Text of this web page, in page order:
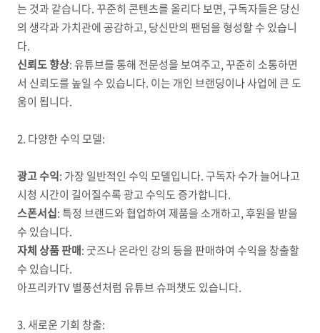
는 것과 같습니다. 꾸준히 콘텐츠를 올리다 보면, 구독자들은 당신
의 생각과 가치관에 공감하고, 당신만의 팬덤을 형성할 수 있습니
다.
신뢰도 향상: 유튜브를 통해 전문성을 보여주고, 꾸준히 소통하면
서 신뢰도를 높일 수 있습니다. 이는 개인 브랜딩이나 사업에 큰 도
움이 됩니다.
2. 다양한 수익 모델:
광고 수익: 가장 일반적인 수익 모델입니다. 구독자 수가 늘어나고
시청 시간이 길어질수록 광고 수익도 증가합니다.
스폰서십: 특정 브랜드와 협업하여 제품을 소개하고, 후원을 받을
수 있습니다.
자체 상품 판매: 굿즈나 온라인 강의 등을 판매하여 수익을 창출할
수 있습니다.
아프리카TV 별풍선처럼 유튜브 슈퍼챗도 있습니다.
3. 새로운 기회 창출: